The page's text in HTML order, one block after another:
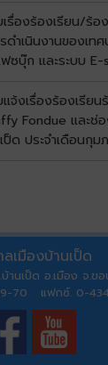
รื่องร้องเรียน/ร้อ
ำเนินงานของเทศ
ฟซบุ๊ก และระบบ
จ้งเรื่องร้องเรีย
Fondue และช่อ
ป็ด ประจำเดือนกุ
ลเมืองบ้านเป็ด
านเป็ด อ.เมือง จ.
70 แฟกซ์. 0-